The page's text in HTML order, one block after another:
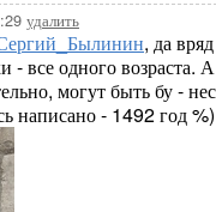
удалить
, да
- все одного возраста.
могут быть бу -
написано - 1492 год %)